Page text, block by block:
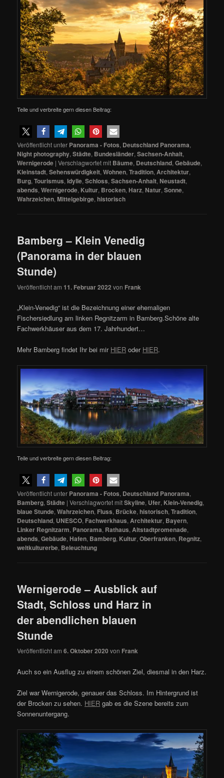
Teile und verbreite gern diesen Beitrag:
Veröffentlicht unter Panorama - Fotos, Deutschland Panorama,
Night photography,Städte, Bundesländer,Sachsen-Anhalt,
Wernigerode |Verschlagwortet mit Bäume, Deutschland,Gebäude,
Kleinstadt,Sehenswürdigkeit,Wohnen,Tradition, Architektur,
Burg,Tourismus,Idylle,Schloss,Sachsen-Anhalt, Neustadt,
abends,Wernigerode, Kultur, Brocken, Harz, Natur,Sonne,
Wahrzeichen,Mittelgebirge,historisch
Bamberg – Klein Venedig
(Panorama in der blauen
Stunde)
Veröffentlicht am 11. Februar 2022 von Frank
„Klein-Venedig“ ist die Bezeichnung einer ehemaligen
Fischersiedlung am linken Regnitzarm in Bamberg.Schöne alte
Fachwerkhäuser aus dem 17. Jahrhundert…
Mehr Bamberg findet Ihr bei mir HIER oder HIER.
Teile und verbreite gern diesen Beitrag:
Veröffentlicht unter Panorama - Fotos, Deutschland Panorama,
Bamberg,Städte |Verschlagwortet mitSkyline, Ufer, Klein-Venedig,
blaue Stunde,Wahrzeichen, Fluss, Brücke,historisch,Tradition,
Deutschland, UNESCO, Fachwerkhaus, Architektur, Bayern,
Linker Regnitzarm, Panorama, Rathaus, Altstadtpromenade,
abends,Gebäude, Hafen, Bamberg, Kultur,Oberfranken, Regnitz,
weltkulturerbe, Beleuchtung
Wernigerode – Ausblick auf
Stadt, Schloss und Harz in
der abendlichen blauen
Stunde
Veröffentlicht am6. Oktober 2020 von Frank
Auch so ein Ausflug zu einem schönen Ziel, diesmal in den Harz.
Ziel war Wernigerode, genauer das Schloss. Im Hintergrund ist
der Brocken zu sehen. HIER gab es die Szene bereits zum
Sonnenuntergang.